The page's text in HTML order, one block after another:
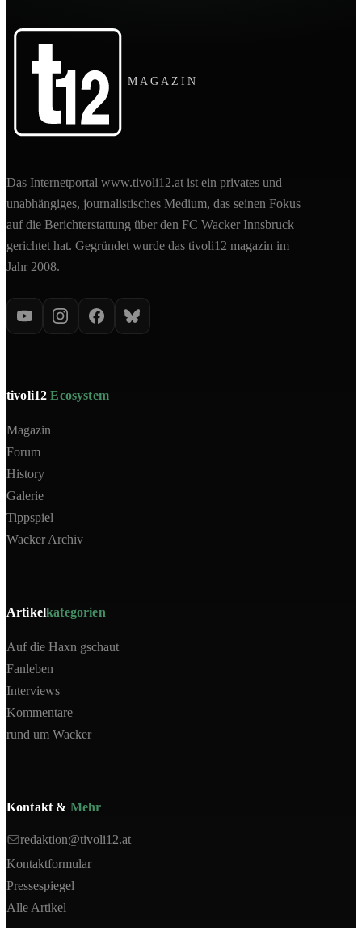
MAGAZIN
Das Internetportal www.tivoli12.at ist ein privates und
unabhängiges, journalistisches Medium, das seinen Fokus
auf die Berichterstattung über den FC Wacker Innsbruck
gerichtet hat. Gegründet wurde das tivoli12 magazin im
Jahr 2008.
tivoli12Ecosystem
Magazin
Forum
History
Galerie
Tippspiel
Wacker Archiv
Artikelkategorien
Auf die Haxn gschaut
Fanleben
Interviews
Kommentare
rund um Wacker
Kontakt & Mehr
redaktion@tivoli12.at
Kontaktformular
Pressespiegel
Alle Artikel